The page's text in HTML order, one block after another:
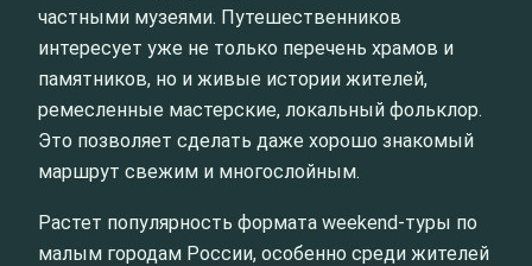
частными музеями. Путешественников
интересует уже не только перечень храмов и
памятников, но и живые истории жителей,
ремесленные мастерские, локальный фольклор.
Это позволяет сделать даже хорошо знакомый
маршрут свежим и многослойным.
Растет популярность формата weekend-туры по
малым городам России, особенно среди жителей